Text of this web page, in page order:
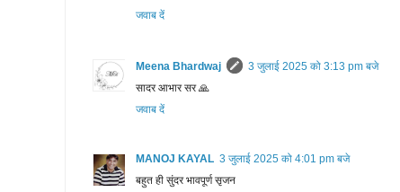
जवाब दें
Meena Bhardwaj
3 जुलाई 2025 को 3:13 pm बजे
सादर आभार सर 🙏
जवाब दें
MANOJ KAYAL 3 जुलाई 2025 को 4:01 pm बजे
बहुत ही सुंदर भावपूर्ण सृजन